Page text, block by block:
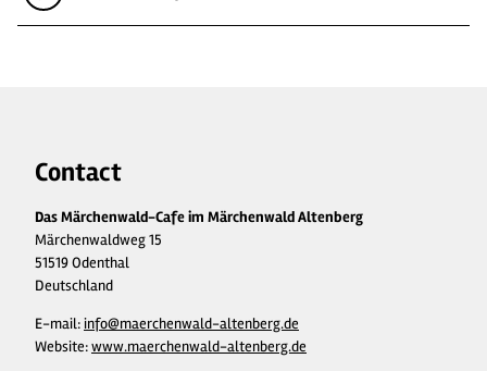
Contact
Das Märchenwald-Cafe im Märchenwald Altenberg
Märchenwaldweg 15
51519 Odenthal
Deutschland
E-mail:info@maerchenwald-altenberg.de
Website:www.maerchenwald-altenberg.de